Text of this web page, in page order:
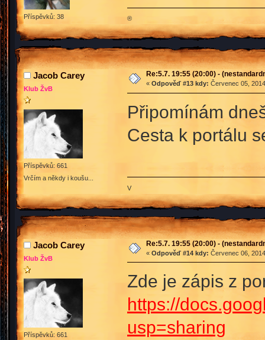
Příspěvků: 38 ®
Jacob Carey
Klub ŽvB
Příspěvků: 661
Vrčím a někdy i koušu...
Re:5.7. 19:55 (20:00) -
« Odpověď #13 kdy: Červenec 05,
Připomínám
Cesta k portálu
V
Jacob Carey
Klub ŽvB
Příspěvků: 661
Re:5.7. 19:55 (20:00) -
« Odpověď #14 kdy: Červenec 06,
Zde je zápis z
https://
usp=sharing